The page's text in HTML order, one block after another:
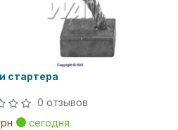
стартера
0 отзывов
сегодня